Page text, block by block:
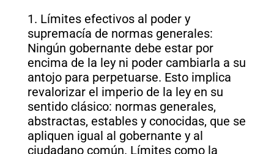
1. Límites efectivos al poder y
supremacía de normas generales:
Ningún gobernante debe estar por
encima de la ley ni poder cambiarla a su
antojo para perpetuarse. Esto implica
revalorizar el imperio de la ley en su
sentido clásico: normas generales,
abstractas, estables y conocidas, que se
apliquen igual al gobernante y al
ciudadano común. Límites como la